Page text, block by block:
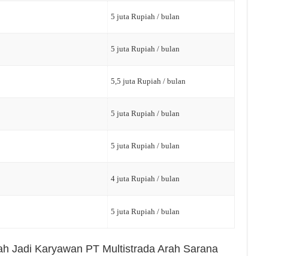
5 juta Rupiah / bulan
5 juta Rupiah / bulan
5,5 juta Rupiah / bulan
5 juta Rupiah / bulan
5 juta Rupiah / bulan
4 juta Rupiah / bulan
5 juta Rupiah / bulan
Jadi Karyawan PT Multistrada Arah Sarana